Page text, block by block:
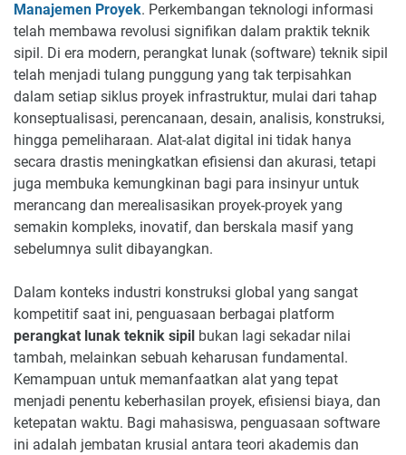
Manajemen Proyek. Perkembangan teknologi informasi
telah membawa revolusi signifikan dalam praktik teknik
sipil. Di era modern, perangkat lunak (software) teknik sipil
telah menjadi tulang punggung yang tak terpisahkan
dalam setiap siklus proyek infrastruktur, mulai dari tahap
konseptualisasi, perencanaan, desain, analisis, konstruksi,
hingga pemeliharaan. Alat-alat digital ini tidak hanya
secara drastis meningkatkan efisiensi dan akurasi, tetapi
juga membuka kemungkinan bagi para insinyur untuk
merancang dan merealisasikan proyek-proyek yang
semakin kompleks, inovatif, dan berskala masif yang
sebelumnya sulit dibayangkan.
Dalam konteks industri konstruksi global yang sangat
kompetitif saat ini, penguasaan berbagai platform
perangkat lunak teknik sipil bukan lagi sekadar nilai
tambah, melainkan sebuah keharusan fundamental.
Kemampuan untuk memanfaatkan alat yang tepat
menjadi penentu keberhasilan proyek, efisiensi biaya, dan
ketepatan waktu. Bagi mahasiswa, penguasaan software
ini adalah jembatan krusial antara teori akademis dan